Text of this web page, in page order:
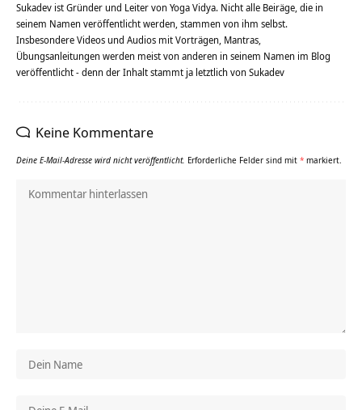
Sukadev ist Gründer und Leiter von Yoga Vidya. Nicht alle Beiräge, die in
seinem Namen veröffentlicht werden, stammen von ihm selbst.
Insbesondere Videos und Audios mit Vorträgen, Mantras,
Übungsanleitungen werden meist von anderen in seinem Namen im Blog
veröffentlicht - denn der Inhalt stammt ja letztlich von Sukadev
Keine Kommentare
Deine E-Mail-Adresse wird nicht veröffentlicht. Erforderliche Felder sind mit * markiert.